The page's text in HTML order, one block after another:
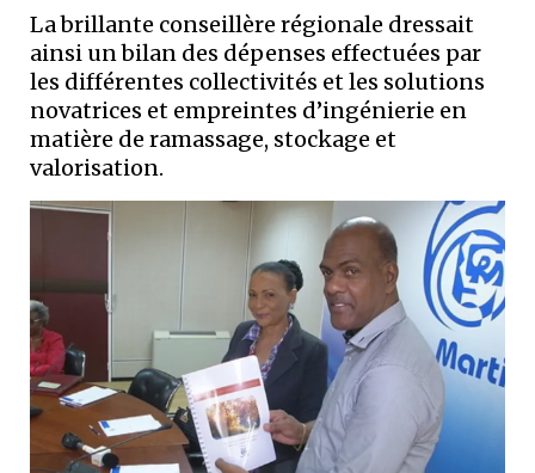
La brillante conseillère régionale dressait
ainsi un bilan des dépenses effectuées par
les différentes collectivités et les solutions
novatrices et empreintes d’ingénierie en
matière de ramassage, stockage et
valorisation.